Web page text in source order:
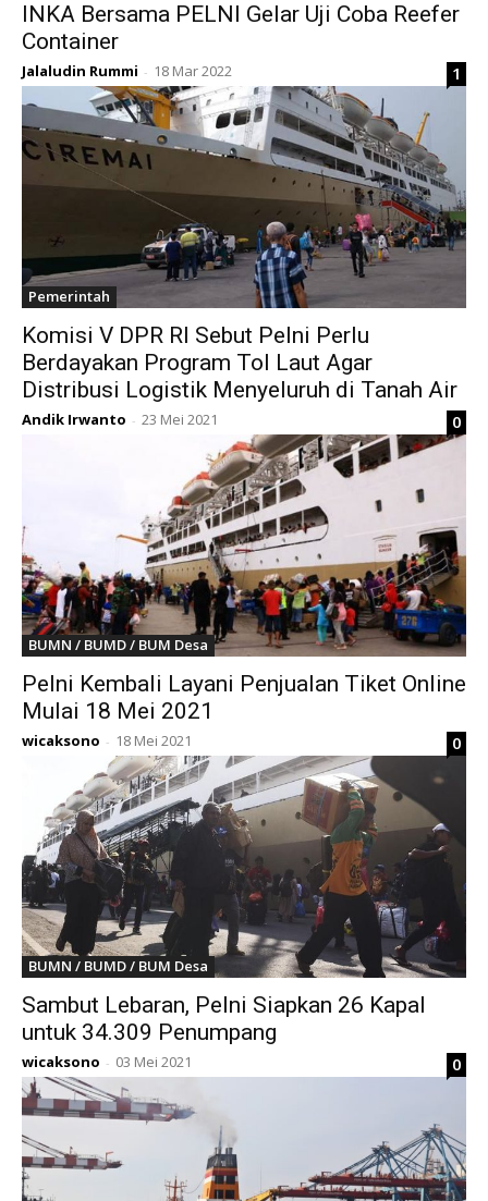
INKA Bersama PELNI Gelar Uji Coba Reefer
Container
Jalaludin Rummi - 18 Mar 2022 1
Pemerintah
Komisi V DPR RI Sebut Pelni Perlu
Berdayakan Program Tol Laut Agar
Distribusi Logistik Menyeluruh di Tanah Air
Andik Irwanto - 23 Mei 2021 0
BUMN / BUMD / BUM Desa
Pelni Kembali Layani Penjualan Tiket Online
Mulai 18 Mei 2021
wicaksono - 18 Mei 2021 0
BUMN / BUMD / BUM Desa
Sambut Lebaran, Pelni Siapkan 26 Kapal
untuk 34.309 Penumpang
wicaksono - 03 Mei 2021 0